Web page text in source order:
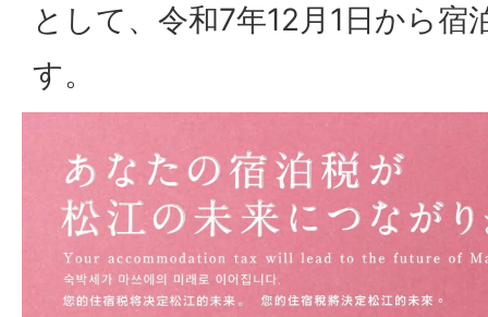
として、令和7年12月1日から宿
す。